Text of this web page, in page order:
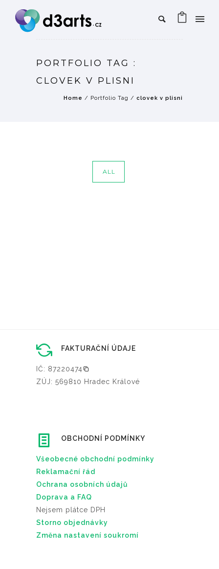
PORTFOLIO TAG :
CLOVEK V PLISNI
Home / Portfolio Tag / clovek v plisni
ALL
FAKTURAČNÍ ÚDAJE
IČ: 87220474
ZÚJ: 569810 Hradec Králové
OBCHODNÍ PODMÍNKY
Všeobecné obchodní podmínky
Reklamační řád
Ochrana osobních údajů
Doprava a FAQ
Nejsem plátce DPH
Storno objednávky
Změna nastavení soukromí